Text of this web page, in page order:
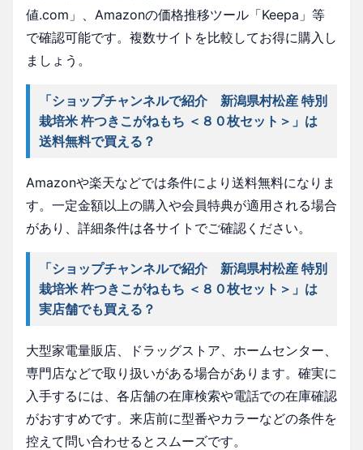
値.com」、Amazonの価格推移ツール「Keepa」等
で確認可能です。複数サイトを比較してお得に購入し
ましょう。
「ショップチャンネルで紹介 新潟県村松産 特別
栽培米 杵つきこがねもち ＜８０枚セット＞」は
送料無料で買える？
Amazonや楽天などでは条件により送料無料になりま
す。一定金額以上の購入や会員特典が適用される場合
があり、詳細条件は各サイトでご確認ください。
「ショップチャンネルで紹介 新潟県村松産 特別
栽培米 杵つきこがねもち ＜８０枚セット＞」は
実店舗でも買える？
大型家電量販店、ドラッグストア、ホームセンター、
専門店などで取り扱いがある場合があります。確実に
入手するには、各店舗の在庫検索や電話での在庫確認
がおすすめです。来店前に型番やカラーなどの条件を
控えて問い合わせるとスムーズです。